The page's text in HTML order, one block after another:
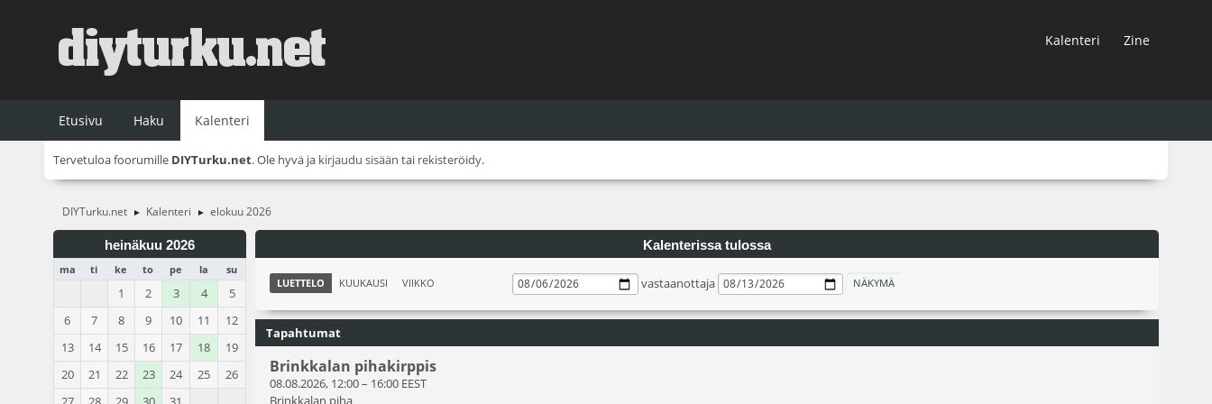
Kalenteri Zine
Etusivu Haku Kalenteri
Tervetuloa foorumille DIYTurku.net. Ole hyvä ja kirjaudu sisään tai rekisteröidy.
DIYTurku.net ► Kalenteri ► elokuu 2026
heinäkuu 2026
ma ti ke to pe la su
1 2 3 4
5
6
7 8 9 10 11
12
13
14 15 16 17 18
19
20
21 22 23 24 25
26
Kalenterissa tulossa
LUETTELO KUUKAUSI VIIKKO vastaanottaja
Tapahtumat
Brinkkalan pihakirppis
08.08.2026, 12:00– 16:00 EEST
Brinkkalan piha